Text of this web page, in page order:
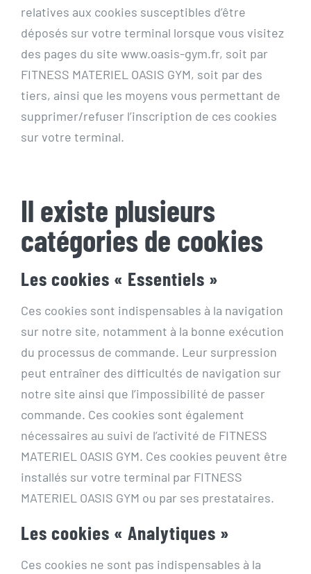
relatives aux cookies susceptibles d’être
déposés sur votre terminal lorsque vous visitez
des pages du site www.oasis-gym.fr, soit par
FITNESS MATERIEL OASIS GYM, soit par des
tiers, ainsi que les moyens vous permettant de
supprimer/refuser l’inscription de ces cookies
sur votre terminal.
Il existe plusieurs
catégories de cookies
Les cookies « Essentiels »
Ces cookies sont indispensables à la navigation
sur notre site, notamment à la bonne exécution
du processus de commande. Leur surpression
peut entraîner des difficultés de navigation sur
notre site ainsi que l’impossibilité de passer
commande. Ces cookies sont également
nécessaires au suivi de l’activité de FITNESS
MATERIEL OASIS GYM. Ces cookies peuvent être
installés sur votre terminal par FITNESS
MATERIEL OASIS GYM ou par ses prestataires.
Les cookies « Analytiques »
Ces cookies ne sont pas indispensables à la